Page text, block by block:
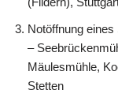
Notöffnung
–
Mäulesmühle,
Stetten